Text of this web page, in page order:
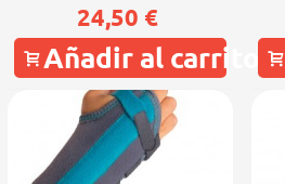
24,50 €
Añadir al carrito